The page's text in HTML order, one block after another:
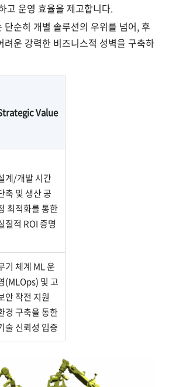
고 운영 효율을 제고합니다.
단순히 개별 솔루션의 우위를 넘어, 후
려운 강력한 비즈니스적 성벽을 구축하
Value
계/개발 시간
축 및 생산 공
최적화를 통한
질적 ROI 증명
기 체계 ML 운
(MLOps) 및 고
안 작전 지원
경 구축을 통한
술 신뢰성 입증